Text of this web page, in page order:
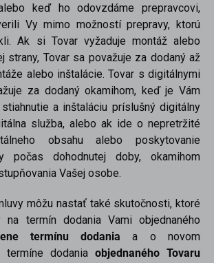
keď ho odovzdáme prepravcovi,
Vy mimo možností prepravy, ktorú
Ak si Tovar vyžaduje montáž alebo
strany, Tovar sa považuje za dodaný až
alebo inštalácie. Tovar s digitálnymi
za dodaný okamihom, keď je Vám
a inštaláciu príslušný digitálny
služba, alebo ak ide o nepretržité
obsahu alebo poskytovanie
počas dohodnutej doby, okamihom
Vašej osobe.
môžu nastať také skutočnosti, ktoré
termín dodania Vami objednaného
termínu dodania a o novom
termíne dodania objednaného Tovaru